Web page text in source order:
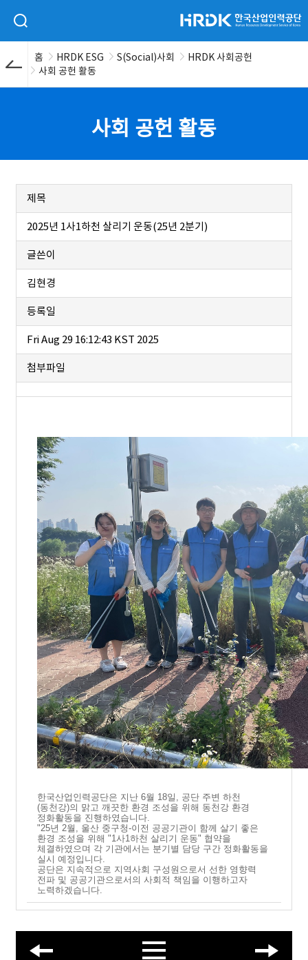
검색 입력폼 열기 HRDK 한국산업인력공단
홈 HRDK ESG S(Social)사회
HRDK 사회공헌
사회 공헌 활동
사회 공헌 활동
제목
2025년 1사1하천 살리기 운동(25년 2분기)
글쓴이
김현경
등록일
Fri Aug 29 16:12:43 KST 2025
첨부파일
한국산업인력공단은 지난 6월 18일, 공단 주변 하천
(동천강)의 맑고 깨끗한 환경 조성을 위해 동천강 환경
정화활동을 진행하였습니다.
"25년 2월, 울산 중구청-이전 공공기관이 함께 살기 좋은
환경 조성을 위해 "1사1하천 살리기 운동" 협약을
체결하였으며 각 기관에서는 분기별 담당 구간 정화활동을
실시 예정입니다.
공단은 지속적으로 지역사회 구성원으로서 선한 영향력
전파 및 공공기관으로서의 사회적 책임을 이행하고자
노력하겠습니다.